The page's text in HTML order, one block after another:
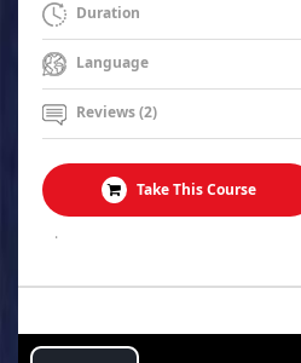
Duration
Language
Reviews (2)
Take This Course
.